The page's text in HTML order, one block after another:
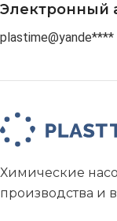
Электронный
plastime@yande****
Химические
производства и